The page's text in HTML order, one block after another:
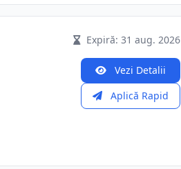
Expiră: 31 aug. 2026
Vezi Detalii
Aplică Rapid